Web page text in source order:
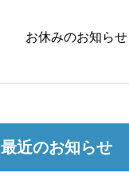
お休みのお知らせ
最近のお知らせ